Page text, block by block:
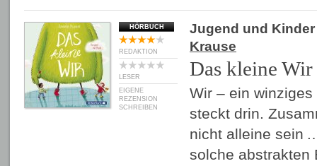
HÖRBUCH
REDAKTION
LESER
EIGENE
REZENSION
SCHREIBEN
Jugend und Kinder
Krause
Das kleine Wir
Wir – ein
steckt drin.
nicht alleine sein
solche abstrakten